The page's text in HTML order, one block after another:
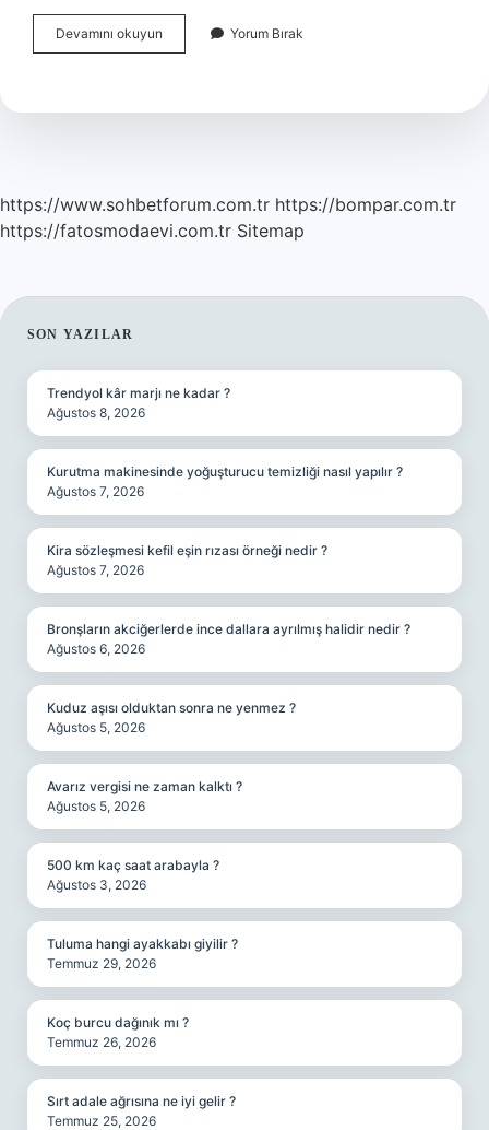
Devamını okuyun Dinimizde
Akîde
Yorum Bırak
https://www.sohbetforum.com.tr https://bompar.com.tr
https://fatosmodaevi.com.tr Sitemap
SIDEBAR
SON YAZILAR
Trendyol kâr marjı ne kadar ?
Ağustos 8, 2026
Kurutma makinesinde yoğuşturucu temizliği nasıl yapılır ?
Ağustos 7, 2026
Kira sözleşmesi kefil eşin rızası örneği nedir ?
Ağustos 7, 2026
Bronşların akciğerlerde ince dallara ayrılmış halidir nedir ?
Ağustos 6, 2026
Kuduz aşısı olduktan sonra ne yenmez ?
Ağustos 5, 2026
Avarız vergisi ne zaman kalktı ?
Ağustos 5, 2026
500 km kaç saat arabayla ?
Ağustos 3, 2026
Tuluma hangi ayakkabı giyilir ?
Temmuz 29, 2026
Koç burcu dağınık mı ?
Temmuz 26, 2026
Sırt adale ağrısına ne iyi gelir ?
Temmuz 25, 2026